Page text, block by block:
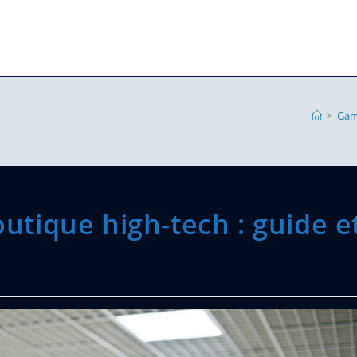
>
high-tech : guide